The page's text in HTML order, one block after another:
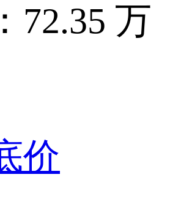
72.35 万
价